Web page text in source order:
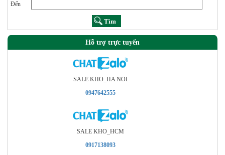
Đến
Hỗ trợ trực tuyến
SALE KHO_HA NOI
0947642555
SALE KHO_HCM
0917138093